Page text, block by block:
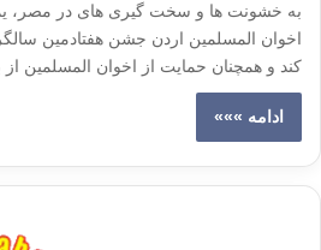
به خشونت ها و سخت گیری های در مصر،
اخوان المسلمين اردن جشن هفتادمين
كند و همچنان حمايت از اخوان المسلمين
ادامه »»»